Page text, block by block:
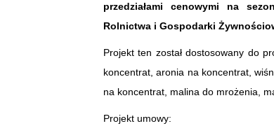
przedziałami cenowymi na
Rolnictwa i Gospodarki
Projekt ten został dostosowany do
koncentrat, aronia na koncentrat,
na koncentrat, malina do mrożenia,
Projekt umowy: